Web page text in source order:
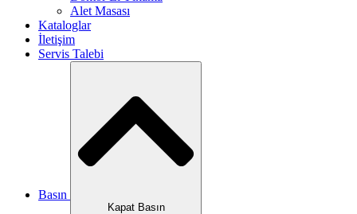
Alet Masası
Kataloglar
İletişim
Servis Talebi
Basın
Kapat Basın